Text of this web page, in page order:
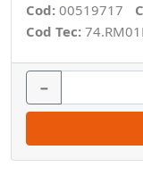
Cod: 00519717
Cod Tec:
−